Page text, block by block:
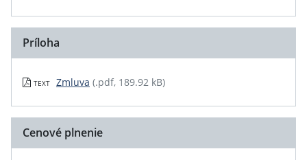
Príloha
TEXT Zmluva (.pdf, 189.92 kB)
Cenové plnenie